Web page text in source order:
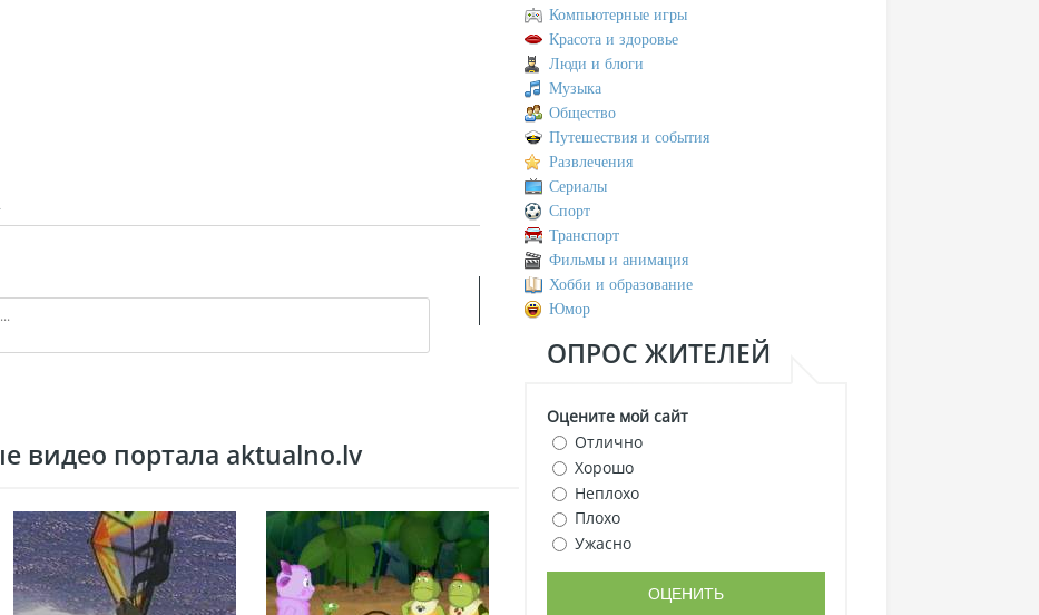
видео портала aktualno.lv
Компьютерные игры
Красота и здоровье
Люди и блоги
Музыка
Общество
Путешествия и события
Развлечения
Сериалы
Спорт
Транспорт
Фильмы и анимация
Хобби и образование
Юмор
ОПРОС ЖИТЕЛЕЙ
Оцените мой сайт
Отлично
Хорошо
Неплохо
Плохо
Ужасно